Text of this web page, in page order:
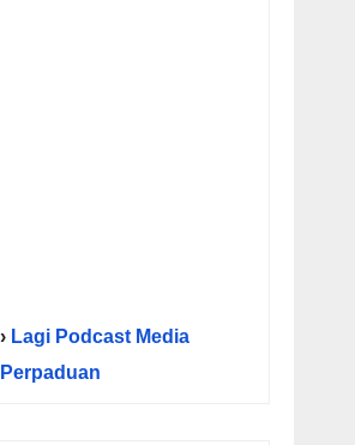
›Lagi Podcast Media
Perpaduan